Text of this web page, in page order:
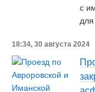
с
18:34, 30 августа 2024